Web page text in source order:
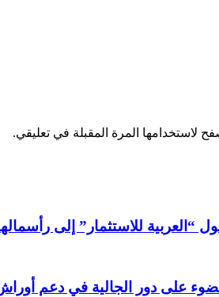
لاستخدامها المرة المقبلة في تعليقي.
للاستثمار” إلى رأسمالها
على دور الجالية في دعم أوراش